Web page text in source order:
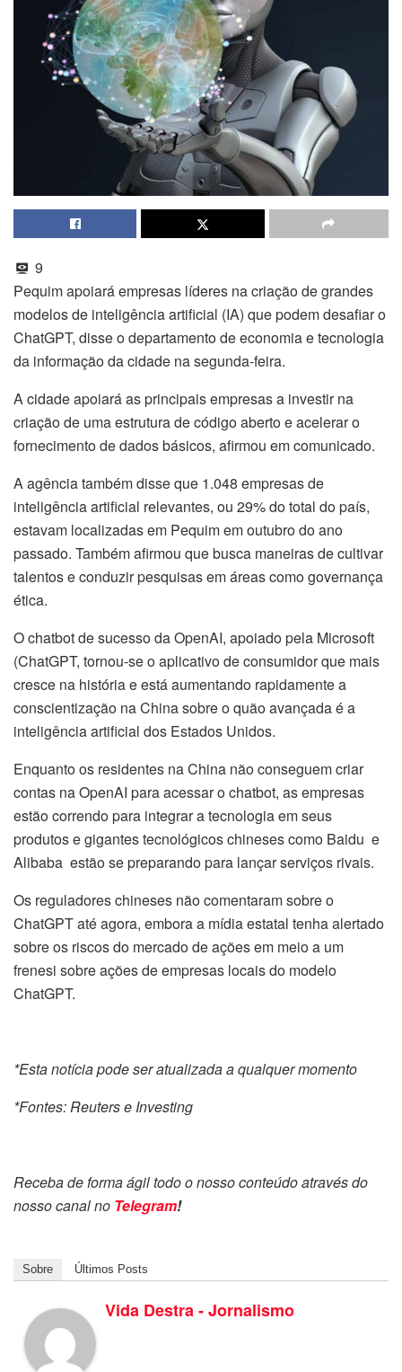
9
Pequim apoiará empresas líderes na criação de grandes
modelos de inteligência artificial (IA) que podem desafiar o
ChatGPT, disse o departamento de economia e tecnologia
da informação da cidade na segunda-feira.
A cidade apoiará as principais empresas a investir na
criação de uma estrutura de código aberto e acelerar o
fornecimento de dados básicos, afirmou em comunicado.
A agência também disse que 1.048 empresas de
inteligência artificial relevantes, ou 29% do total do país,
estavam localizadas em Pequim em outubro do ano
passado. Também afirmou que busca maneiras de cultivar
talentos e conduzir pesquisas em áreas como governança
ética.
O chatbot de sucesso da OpenAI, apoiado pela Microsoft
(ChatGPT, tornou-se o aplicativo de consumidor que mais
cresce na história e está aumentando rapidamente a
conscientização na China sobre o quão avançada é a
inteligência artificial dos Estados Unidos.
Enquanto os residentes na China não conseguem criar
contas na OpenAI para acessar o chatbot, as empresas
estão correndo para integrar a tecnologia em seus
produtos e gigantes tecnológicos chineses como Baidu e
Alibaba estão se preparando para lançar serviços rivais.
Os reguladores chineses não comentaram sobre o
ChatGPT até agora, embora a mídia estatal tenha alertado
sobre os riscos do mercado de ações em meio a um
frenesi sobre ações de empresas locais do modelo
ChatGPT.
*Esta notícia pode ser atualizada a qualquer momento
*Fontes: Reuters e Investing
Receba de forma ágil todo o nosso conteúdo através do
nosso canal no Telegram!
Sobre Últimos Posts
Vida Destra - Jornalismo